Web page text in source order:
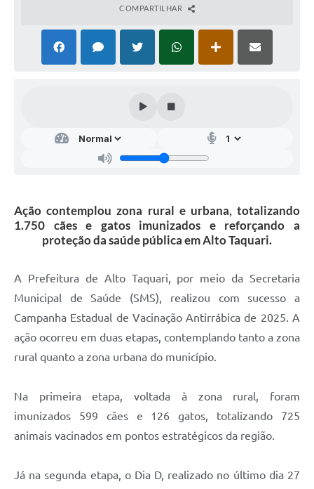
COMPARTILHAR
Ação contemplou zona rural e urbana, totalizando
1.750 cães e gatos imunizados e reforçando a
proteção da saúde pública em Alto Taquari.
A Prefeitura de Alto Taquari, por meio da Secretaria
Municipal de Saúde (SMS), realizou com sucesso a
Campanha Estadual de Vacinação Antirrábica de 2025. A
ação ocorreu em duas etapas, contemplando tanto a zona
rural quanto a zona urbana do município.
Na primeira etapa, voltada à zona rural, foram
imunizados 599 cães e 126 gatos, totalizando 725
animais vacinados em pontos estratégicos da região.
Já na segunda etapa, o Dia D, realizado no último dia 27